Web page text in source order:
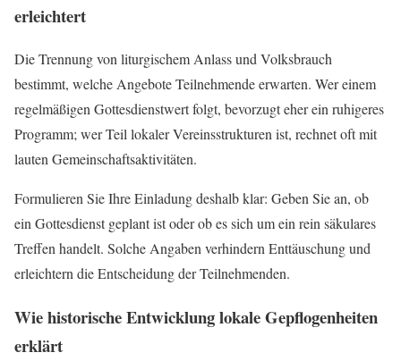
erleichtert
Die Trennung von liturgischem Anlass und Volksbrauch
bestimmt, welche Angebote Teilnehmende erwarten. Wer einem
regelmäßigen Gottesdienstwert folgt, bevorzugt eher ein ruhigeres
Programm; wer Teil lokaler Vereinsstrukturen ist, rechnet oft mit
lauten Gemeinschaftsaktivitäten.
Formulieren Sie Ihre Einladung deshalb klar: Geben Sie an, ob
ein Gottesdienst geplant ist oder ob es sich um ein rein säkulares
Treffen handelt. Solche Angaben verhindern Enttäuschung und
erleichtern die Entscheidung der Teilnehmenden.
Wie historische Entwicklung lokale Gepflogenheiten
erklärt